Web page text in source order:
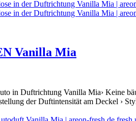
Vanilla Mia
in Duftrichtung Vanilla Mia› Keine
der Duftintensität am Deckel ›